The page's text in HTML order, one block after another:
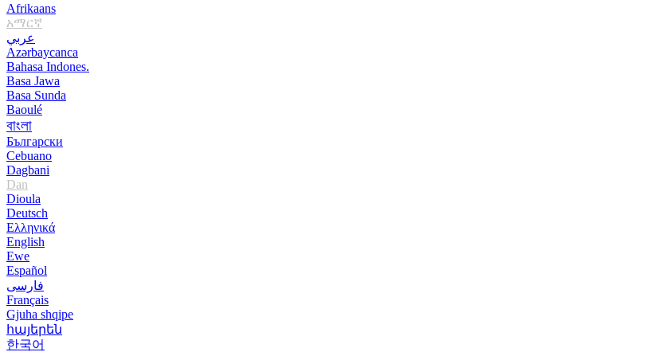
Afrikaans
አማርኛ
عربي
Azərbaycanca
Bahasa Indones.
Basa Jawa
Basa Sunda
Baoulé
বাংলা
Български
Cebuano
Dagbani
Dan
Dioula
Deutsch
Ελληνικά
English
Ewe
Español
فارسی
Français
Gjuha shqipe
հայերեն
한국어